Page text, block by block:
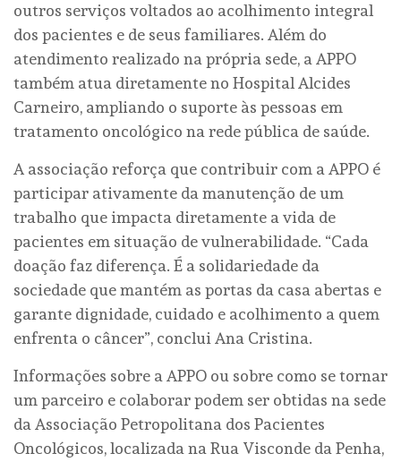
outros serviços voltados ao acolhimento integral
dos pacientes e de seus familiares. Além do
atendimento realizado na própria sede, a APPO
também atua diretamente no Hospital Alcides
Carneiro, ampliando o suporte às pessoas em
tratamento oncológico na rede pública de saúde.
A associação reforça que contribuir com a APPO é
participar ativamente da manutenção de um
trabalho que impacta diretamente a vida de
pacientes em situação de vulnerabilidade. “Cada
doação faz diferença. É a solidariedade da
sociedade que mantém as portas da casa abertas e
garante dignidade, cuidado e acolhimento a quem
enfrenta o câncer”, conclui Ana Cristina.
Informações sobre a APPO ou sobre como se tornar
um parceiro e colaborar podem ser obtidas na sede
da Associação Petropolitana dos Pacientes
Oncológicos, localizada na Rua Visconde da Penha,